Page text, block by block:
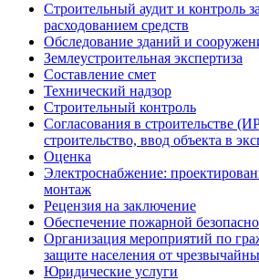
Строительный аудит и контроль
расходованием средств
Обследование зданий и
Землеустроительная экспертиза
Составление смет
Технический надзор
Строительный контроль
Согласования в строительстве
строительство, ввод объекта в
Оценка
Электроснабжение:
монтаж
Рецензия на заключение
Обеспечение пожарной
Организация мероприятий по
защите населения от
Юридические услуги